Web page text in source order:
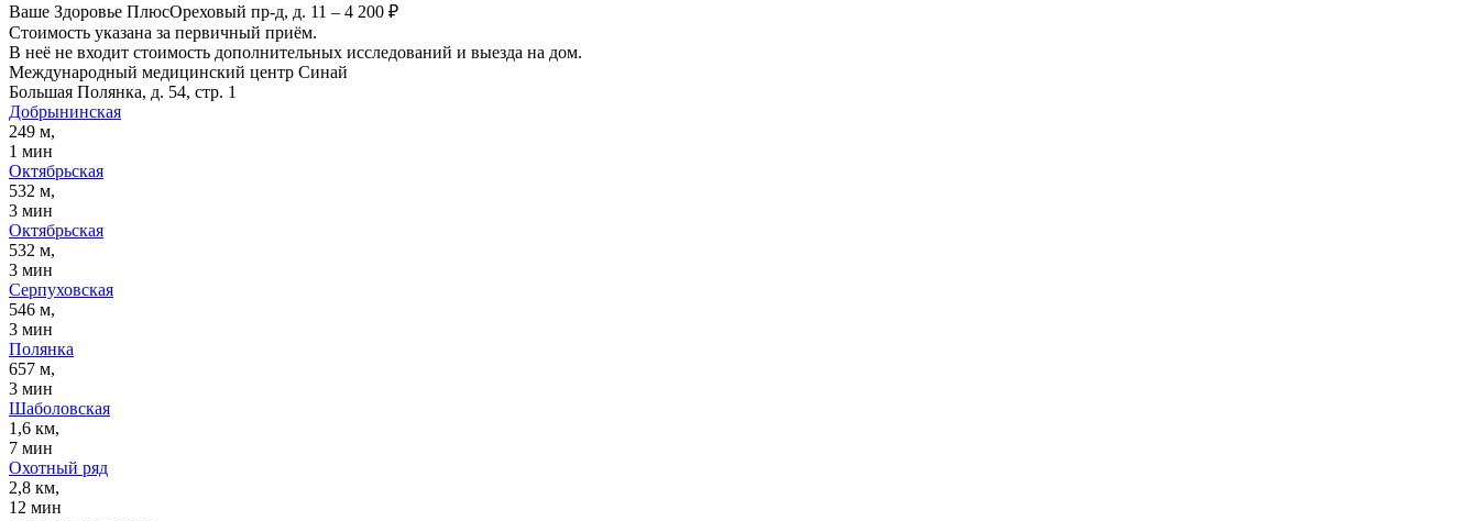
Ваше Здоровье ПлюсОреховый пр-д, д. 11 – 4 200 ₽
Стоимость указана за первичный приём.
В неё не входит стоимость дополнительных исследований и выезда на дом.
Международный медицинский центр Синай
Большая Полянка, д. 54, стр. 1
Добрынинская
249 м,
1 мин
Октябрьская
532 м,
3 мин
Октябрьская
532 м,
3 мин
Серпуховская
546 м,
3 мин
Полянка
657 м,
3 мин
Шаболовская
1,6 км,
7 мин
Охотный ряд
2,8 км,
12 мин